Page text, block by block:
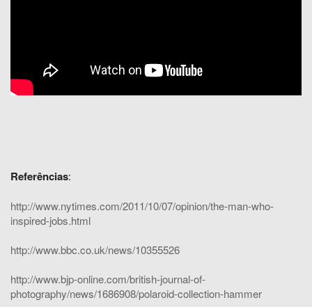
Referências:
http://www.nytimes.com/2011/10/07/opinion/the-man-who-
inspired-jobs.html
http://www.bbc.co.uk/news/10355526
http://www.bjp-online.com/british-journal-of-
photography/news/1686908/polaroid-collection-hammer